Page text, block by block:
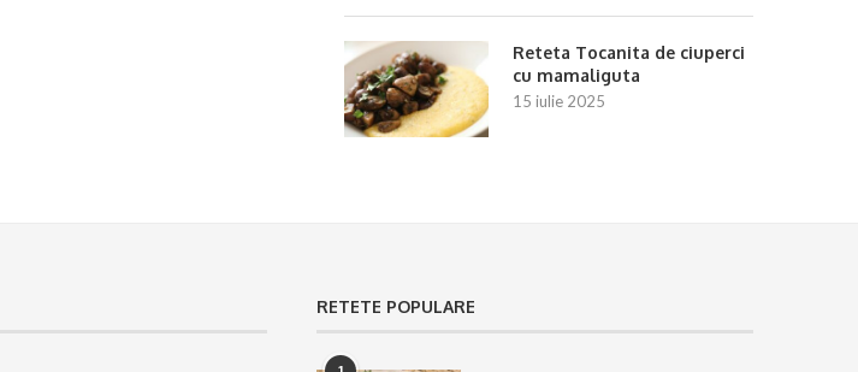
Reteta Tocanita de ciuperci
cu mamaliguta
15 iulie 2025
RETETE POPULARE